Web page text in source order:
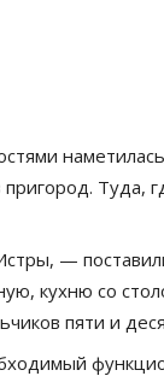
Туда,
—
кухню со
пяти и